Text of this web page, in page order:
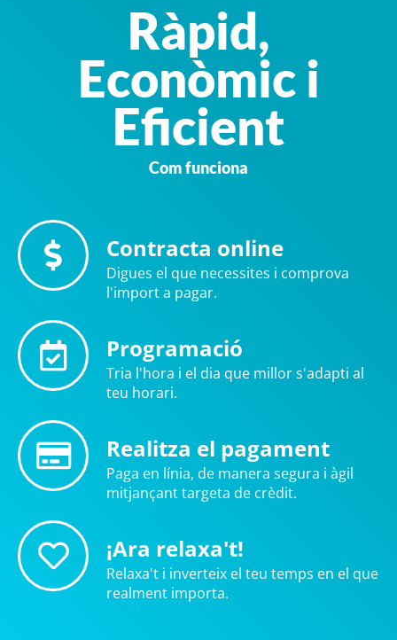
Ràpid,
Econòmic i
Eficient
Com funciona
Contracta online
Digues el que necessites i comprova
l'import a pagar.
Programació
Tria l'hora i el dia que millor s'adapti al
teu horari.
Realitza el pagament
Paga en línia, de manera segura i àgil
mitjançant targeta de crèdit.
¡Ara relaxa't!
Relaxa't i inverteix el teu temps en el que
realment importa.